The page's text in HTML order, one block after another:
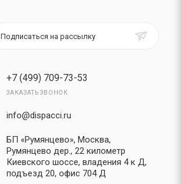
Подписаться на рассылку
+7 (499) 709-73-53
ЗАКАЗАТЬ ЗВОНОК
info@dispacci.ru
БП «Румянцево», Москва,
Румянцево дер., 22 километр
Киевского шоссе, владения 4 к Д,
подъезд 20, офис 704 Д